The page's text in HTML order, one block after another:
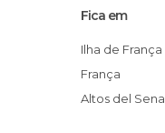
Fica em
Ilha de França
França
Altos del Sena